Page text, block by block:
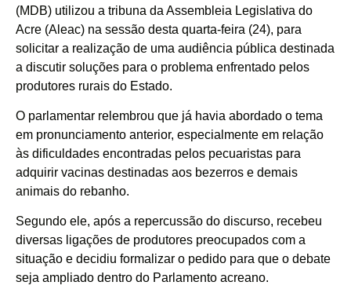
(MDB) utilizou a tribuna da Assembleia Legislativa do
Acre (Aleac) na sessão desta quarta-feira (24), para
solicitar a realização de uma audiência pública destinada
a discutir soluções para o problema enfrentado pelos
produtores rurais do Estado.
O parlamentar relembrou que já havia abordado o tema
em pronunciamento anterior, especialmente em relação
às dificuldades encontradas pelos pecuaristas para
adquirir vacinas destinadas aos bezerros e demais
animais do rebanho.
Segundo ele, após a repercussão do discurso, recebeu
diversas ligações de produtores preocupados com a
situação e decidiu formalizar o pedido para que o debate
seja ampliado dentro do Parlamento acreano.